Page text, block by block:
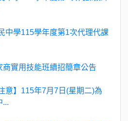
中學115學年度第1次代理代課
商實用技能班續招簡章公告
意】115年7月7日(星期二)為
...